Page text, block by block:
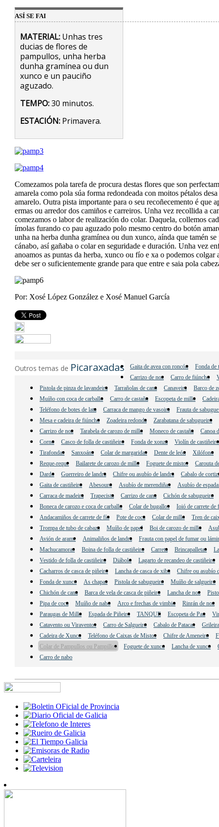
ASÍ SE FAI
MATERIAL: Unhas tres
ducias de flores de
pampullos, unha herba
dunha gramínea ou dun
xunco e un pauciño
aguzado.
TEMPO:30 minutos.
ESTACIÓN: Primavera.
Comezamos pola tarefa de procura destas flores que son
amarela como pola súa forma redondeada con moitos pétalos
amarelo. Outra pista importante para o seu recoñecemento é que
ermas ou arredor dos camiños e carreiros. Unha vez recollida a
comezamos o labor de realización do colar. Daquela, collemos
ímolas furando co pau aguzado polo mesmo centro do botón
unha na herba dunha gramínea ou dun xunco, aínda que tamén
cánabo, así gañaba o colar en seguridade e duración. Unha vez
anoamos as puntas da herba, xunco ou fío e xa o podemos
debe ser o suficientemente grande para que entre e saia pola
Por: Xosé López González e Xosé Manuel García
Outros temas de Picaraxadas Gaita de avea con roncón
Fonda de
Carrizo de noz
Carro de fiúncho
Pistola de pinza de lavandeira
Tarrañolas de cana Canaveira
Barco de
Muíño con coca de carballo
Carro de castaña Escopeta de millo
Teléfono de botes de lata
Carraca de mango de vasoira
Frauta de
Mesa e cadeira de fiúncho
Zoadeira redonda
Zarabatana de sabugueiro
Carrizo de noz
Tarabela de carozo de millo Moneco de castaña
Canoa
Corno
Casco de folla de castiñeiro Fonda de xonza
Violín de castiñeiro
Tirafondas
Sanxoáns Colar de margaridas Dente de león
Xilófono
Reque-reque
Bailarete de carozo de millo Foguete de mistos
Carouta
Dardo
Guerreiro de landra Chifre ou asubío de landra
Cabalo de
Gaita de castiñeiro
Abesouro Asubío de merendiñas
Asubío de
Carraca de madeira
Trapecista Carrizo de cana
Cichón de sabugueiro
Boneca de carozo e coca de carballo
Colar de bugallos
Ioió de carrete de
Andacamiños de carrete de fío
Pote de coca Colar de millo
Tren de
Trompa de tubo de cabaza
Muíño de papel Boi de carozo de millo
Avión de arame
Animaliños de landra
Frauta con papel de fumar ou
Machucamoras
Boina de folla de castiñeiro Carreta Brincapalletas
Vestido de folla de castiñeiro
Diábolo
Lagarto de recandeo de castiñeiro
Cacharros de casca de piñeiro
Lancha de casca de xiba
Chifre ou asubío
Fonda de xunco
As chapas Pistola de sabugueiro
Muíño de salgueiro
Chichón de cana
Barca de vela de casca de piñeiro Lancha de noz
Pipa de coca
Muíño de nabo Arco e frechas de vimbio
Rinrán de noz
Paraugas de Millo
Espada de Piñeiro TANQUE Escopeta de Pau
Catavento ou Viraventos
Carro de Salgueiro Cabalo de Patacas
Cadeira de Xunco
Teléfono de Caixas de Mistos Chifre de Ameneiro
Colar de Pampullos ou Pampillos
Foguete de xunco Lancha de xunco
Carro de nabo